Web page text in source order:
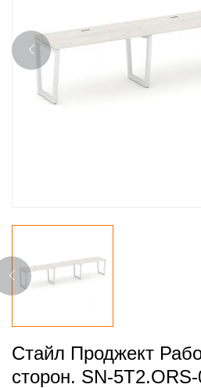
Стайл Проджект
сторон. SN-